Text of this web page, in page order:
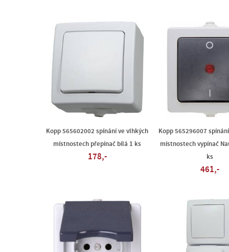
Kopp 565602002 spínání ve vlhkých
místnostech přepínač bílá 1 ks
178,-
Kopp 565296007
místnostech vypínač
ks
461,-